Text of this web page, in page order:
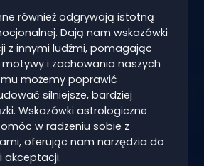
również odgrywają istotną
Dają nam wskazówki
z innymi ludźmi, pomagając
i zachowania naszych
możemy poprawić
silniejsze, bardziej
Wskazówki astrologiczne
w radzeniu sobie z
oferując nam narzędzia do
akceptacji.